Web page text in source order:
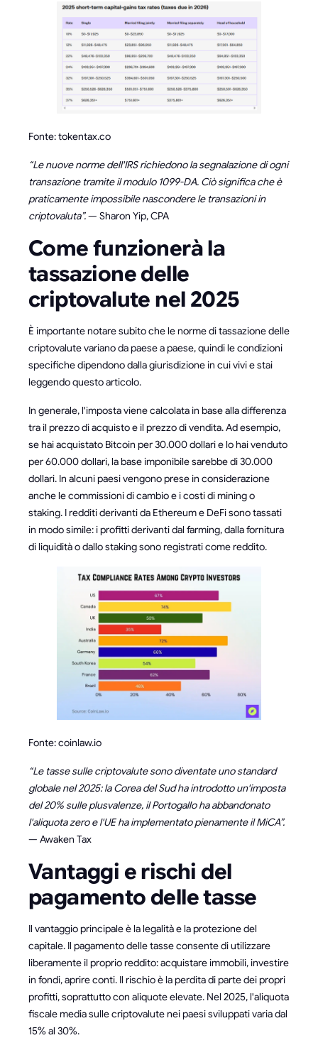
Fonte: tokentax.co
“Le nuove norme dell'IRS richiedono la segnalazione di ogni
transazione tramite il modulo 1099-DA. Ciò significa che è
praticamente impossibile nascondere le transazioni in
criptovaluta”.— Sharon Yip, CPA
Come funzionerà la
tassazione delle
criptovalute nel 2025
È importante notare subito che le norme di tassazione delle
criptovalute variano da paese a paese, quindi le condizioni
specifiche dipendono dalla giurisdizione in cui vivi e stai
leggendo questo articolo.
In generale, l'imposta viene calcolata in base alla differenza
tra il prezzo di acquisto e il prezzo di vendita. Ad esempio,
se hai acquistato Bitcoin per 30.000 dollari e lo hai venduto
per 60.000 dollari, la base imponibile sarebbe di 30.000
dollari. In alcuni paesi vengono prese in considerazione
anche le commissioni di cambio e i costi di mining o
staking. I redditi derivanti da Ethereum e DeFi sono tassati
in modo simile: i profitti derivanti dal farming, dalla fornitura
di liquidità o dallo staking sono registrati come reddito.
Fonte: coinlaw.io
“Le tasse sulle criptovalute sono diventate uno standard
globale nel 2025: la Corea del Sud ha introdotto un'imposta
del 20% sulle plusvalenze, il Portogallo ha abbandonato
l'aliquota zero e l'UE ha implementato pienamente il MiCA”.
— Awaken Tax
Vantaggi e rischi del
pagamento delle tasse
Il vantaggio principale è la legalità e la protezione del
capitale. Il pagamento delle tasse consente di utilizzare
liberamente il proprio reddito: acquistare immobili, investire
in fondi, aprire conti. Il rischio è la perdita di parte dei propri
profitti, soprattutto con aliquote elevate. Nel 2025, l'aliquota
fiscale media sulle criptovalute nei paesi sviluppati varia dal
15% al 30%.